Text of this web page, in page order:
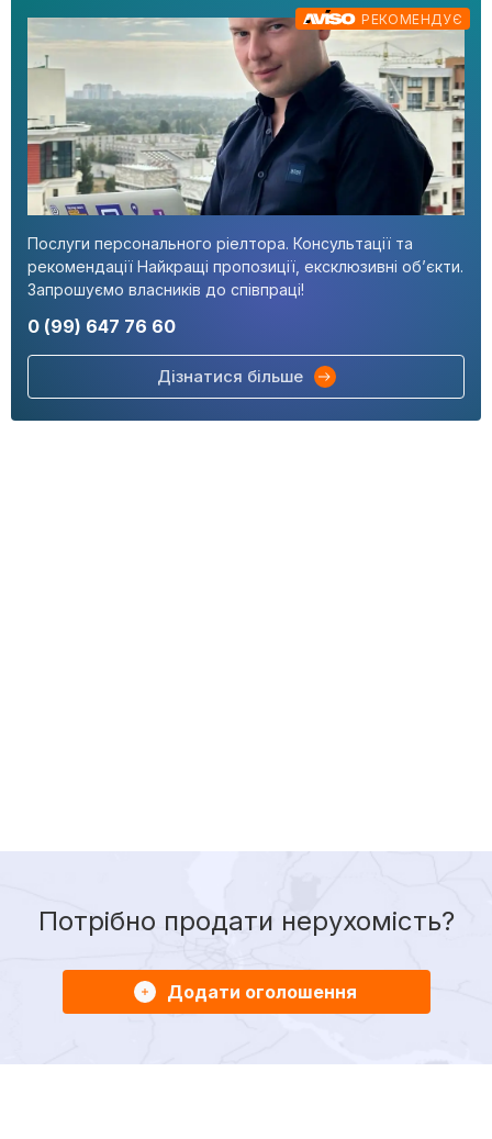
Послуги персонального ріелтора. Консультації та
рекомендації Найкращі пропозиції, ексклюзивні об’єкти.
Запрошуємо власників до співпраці!
0 (99) 647 76 60
Дізнатися більше
РЕКОМЕНДУЄ
Потрібно продати нерухомість?
Додати оголошення